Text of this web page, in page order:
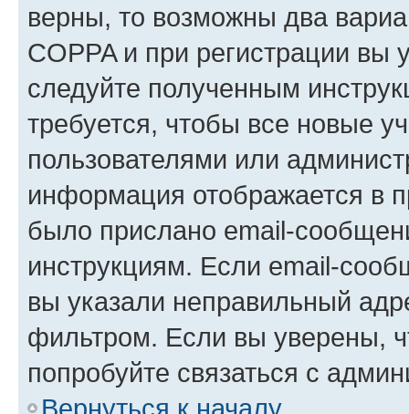
верны, то возможны два
COPPA и при регистрации вы
следуйте полученным
требуется, чтобы все новые
пользователями или
информация отображается в
было прислано email-
инструкциям. Если email-
вы указали неправильный
фильтром. Если вы уверены,
попробуйте связаться с
Вернуться к началу